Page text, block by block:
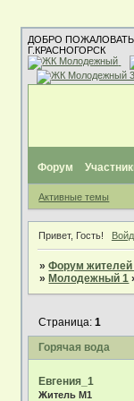
ДОБРО
Г.КРАСНОГОРСК
Форум
Активные темы
Привет, Гость!
»Форум
» Молодежный 1
Горячая вода
Страница:1
Евгения_1
Житель М1